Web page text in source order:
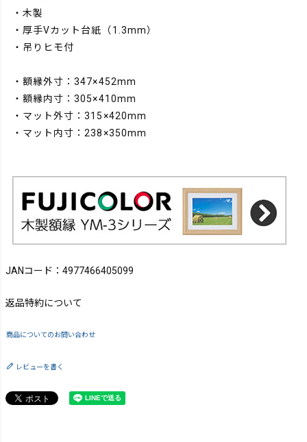
・木製
・厚手Vカット台紙（1.3mm）
・吊りヒモ付
・額縁外寸：347×452mm
・額縁内寸：305×410mm
・マット外寸：315×420mm
・マット内寸：238×350mm
JANコード：4977466405099
返品特約について
商品についてのお問い合わせ
レビューを書く